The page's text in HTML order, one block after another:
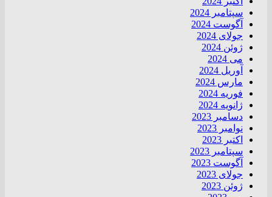
سپتامبر 2024
آگوست 2024
جولای 2024
ژوئن 2024
می 2024
آوریل 2024
مارس 2024
فوریه 2024
ژانویه 2024
دسامبر 2023
نوامبر 2023
اکتبر 2023
سپتامبر 2023
آگوست 2023
جولای 2023
ژوئن 2023